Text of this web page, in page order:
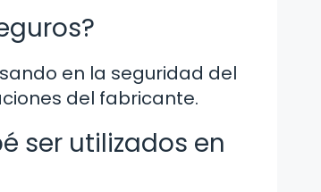
en la seguridad del
del fabricante.
ser utilizados en